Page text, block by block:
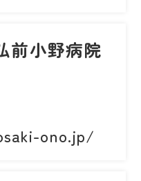
前小野病院
ono.jp/